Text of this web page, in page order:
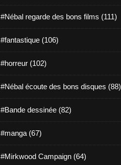
#Nébal regarde des bons films (111)
#fantastique (106)
#horreur (102)
#Nébal écoute des bons disques (88)
#Bande dessinée (82)
#manga (67)
#Mirkwood Campaign (64)